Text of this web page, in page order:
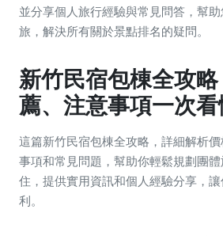
並分享個人旅行經驗與常見問答，幫
旅，解決所有關於景點排名的疑問。
新竹民宿包棟全攻
薦、注意事項一次看
這篇新竹民宿包棟全攻略，詳細解析
事項和常見問題，幫助你輕鬆規劃團
住，提供實用資訊和個人經驗分享，
利。